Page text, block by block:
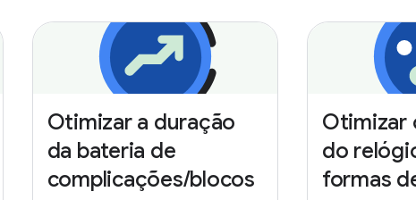
Otimizar a duração
da bateria de
complicações/blocos
Otimizar
do
formas